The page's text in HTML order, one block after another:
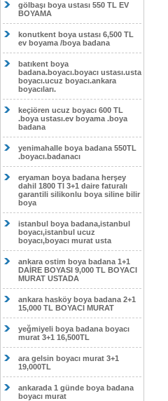
gölbaşı boya ustası 550 TL EV
BOYAMA
konutkent boya ustası 6,500 TL
ev boyama /boya badana
batıkent boya
badana.boyacı.boyacı ustası.usta
boyacı.ucuz boyacı.ankara
boyacıları.
keçiören ucuz boyacı 600 TL
.boya ustası.ev boyama .boya
badana
yenimahalle boya badana 550TL
.boyacı.badanacı
eryaman boya badana herşey
dahil 1800 Tl 3+1 daire faturalı
garantili silikonlu boya siline bilir
boya
istanbul boya badana,istanbul
boyacı,istanbul ucuz
boyacı,boyacı murat usta
ankara ostim boya badana 1+1
DAİRE BOYASI 9,000 TL BOYACI
MURAT USTADA
ankara hasköy boya badana 2+1
15,000 TL BOYACI MURAT
yeğmiyeli boya badana boyacı
murat 3+1 16,500TL
ara gelsin boyacı murat 3+1
19,000TL
ankarada 1 günde boya badana
boyacı murat